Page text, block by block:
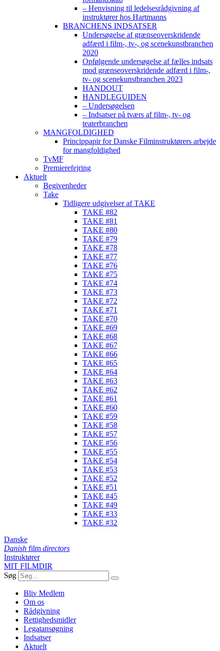
– Henvisning til ledelsesrådgivning af
instruktører hos Hartmanns
BRANCHENS INDSATSER
Undersøgelse af grænseoverskridende
adfærd i film-, tv-, og scenekunstbranchen
2020
Opfølgende undersøgelse af fælles indsats
mod grænseoverskridende adfærd i film-,
tv- og scenekunstbranchen 2023
HANDOUT
HANDLEGUIDEN
– Undersøgelsen
– Indsatser på tværs af film-, tv- og
teaterbranchen
MANGFOLDIGHED
Princippapir for Danske Filminstruktørers arbejde
for mangfoldighed
TvMF
Premierefejring
Aktuelt
Begivenheder
Take
Tidligere udgivelser af TAKE
TAKE #82
TAKE #81
TAKE #80
TAKE #79
TAKE #78
TAKE #77
TAKE #76
TAKE #75
TAKE #74
TAKE #73
TAKE #72
TAKE #71
TAKE #70
TAKE #69
TAKE #68
TAKE #67
TAKE #66
TAKE #65
TAKE #64
TAKE #63
TAKE #62
TAKE #61
TAKE #60
TAKE #59
TAKE #58
TAKE #57
TAKE #56
TAKE #55
TAKE #54
TAKE #53
TAKE #52
TAKE #51
TAKE #45
TAKE #49
TAKE #33
TAKE #32
Danske
Danish film directors
Instruktører
MIT FILMDIR
Søg
Bliv Medlem
Om os
Rådgivning
Rettighedsmidler
Legatansøgning
Indsatser
Aktuelt